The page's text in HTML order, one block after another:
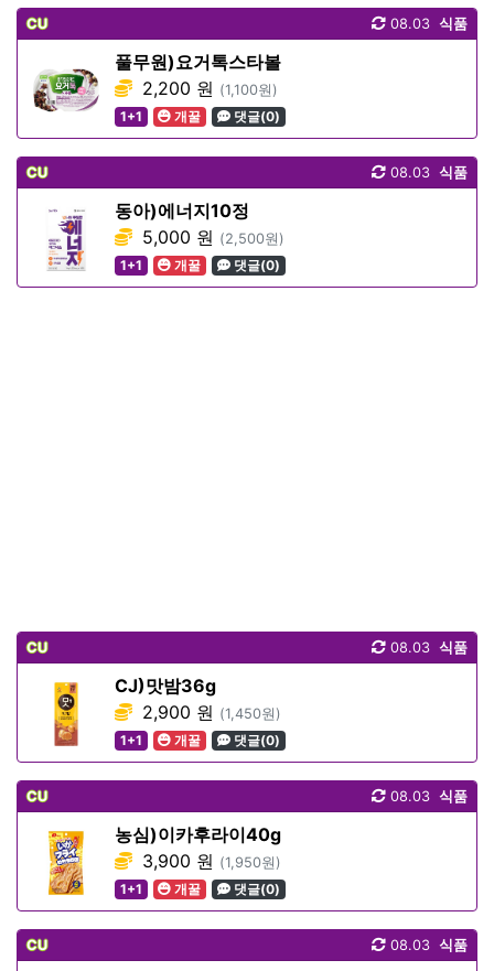
CU 식품
08.03
풀무원)요거톡스타볼
2,200 원 (1,100원)
1+1
개꿀 댓글(0)
CU 식품
08.03
동아)에너지10정
5,000 원 (2,500원)
1+1
개꿀 댓글(0)
CU 식품
08.03
CJ)맛밤36g
2,900 원 (1,450원)
1+1
개꿀 댓글(0)
CU 식품
08.03
농심)이카후라이40g
3,900 원 (1,950원)
1+1
개꿀 댓글(0)
CU 식품
08.03